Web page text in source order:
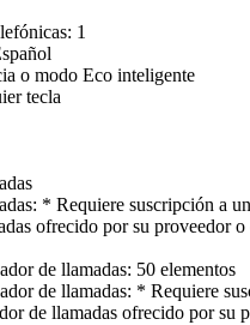
1
o modo Eco inteligente
tecla
* Requiere suscripción a
ofrecido por su proveedor o
de llamadas: 50 elementos
de llamadas: * Requiere
de llamadas ofrecido por su